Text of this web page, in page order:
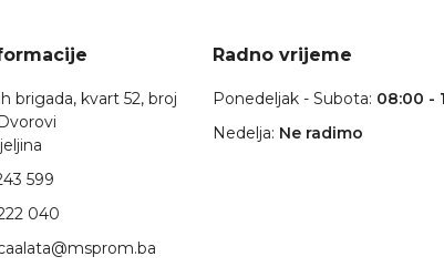
brigada, kvart 52, broj
599
040
Radno vrijeme
Ponedeljak - Subota: 08:00 -
Nedelja: Ne radimo